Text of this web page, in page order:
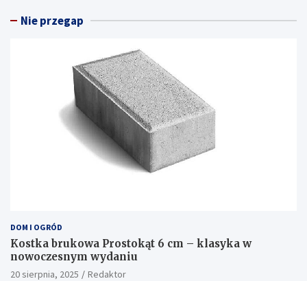
Nie przegap
DOM I OGRÓD
Kostka brukowa Prostokąt 6 cm – klasyka w
nowoczesnym wydaniu
20 sierpnia, 2025 Redaktor